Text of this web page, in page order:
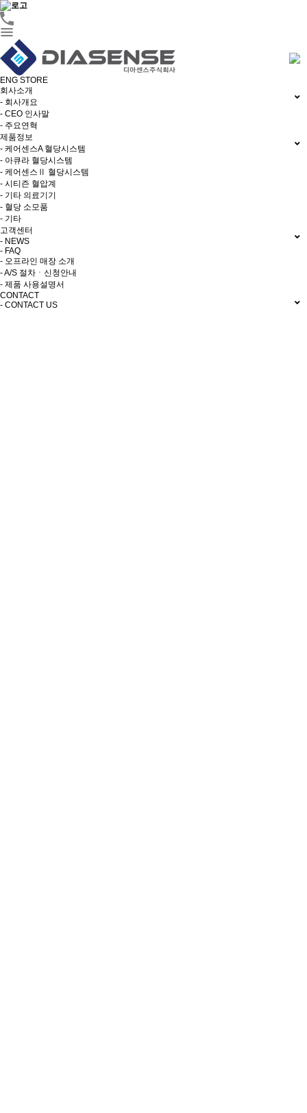
ENG STORE
회사소개
- 회사개요
- CEO 인사말
- 주요연혁
제품정보
- 케어센스A 혈당시스템
- 아큐라 혈당시스템
- 케어센스Ⅱ 혈당시스템
- 시티즌 혈압계
- 기타 의료기기
- 혈당 소모품
- 기타
고객센터
- NEWS
- FAQ
- 오프라인 매장 소개
- A/S 절차ㆍ신청안내
- 제품 사용설명서
CONTACT
- CONTACT US